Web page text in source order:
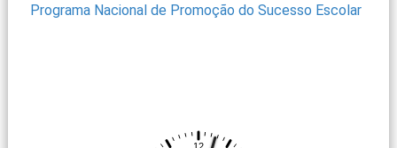
Programa Nacional de Promoção do Sucesso Escolar